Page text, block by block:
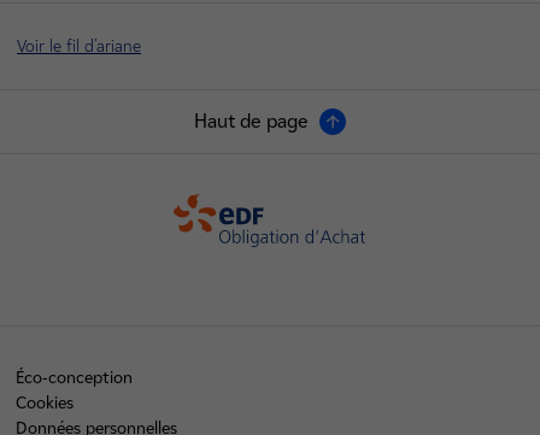
Voir le fil d'ariane
Haut de page
Éco-conception
Cookies
Données personnelles